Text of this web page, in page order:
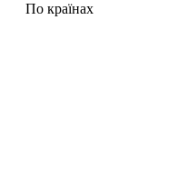
По країнах